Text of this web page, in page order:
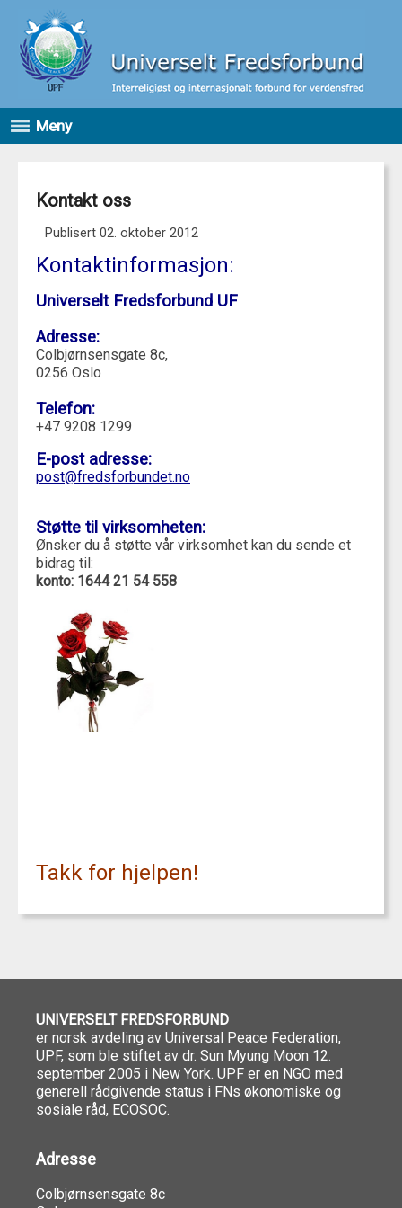
Meny
Kontakt oss
Publisert 02. oktober 2012
Kontaktinformasjon:
Universelt Fredsforbund UF
Adresse:
Colbjørnsensgate 8c,
0256 Oslo
Telefon:
+47 9208 1299
E-post adresse:
post@fredsforbundet.no
Støtte til virksomheten:
Ønsker du å støtte vår virksomhet kan du sende et
bidrag til:
konto: 1644 21 54 558
Takk for hjelpen!
UNIVERSELT FREDSFORBUND
er norsk avdeling av Universal Peace Federation,
UPF, som ble stiftet av dr. Sun Myung Moon 12.
september 2005 i New York. UPF er en NGO med
generell rådgivende status i FNs økonomiske og
sosiale råd, ECOSOC.
Adresse
Colbjørnsensgate 8c